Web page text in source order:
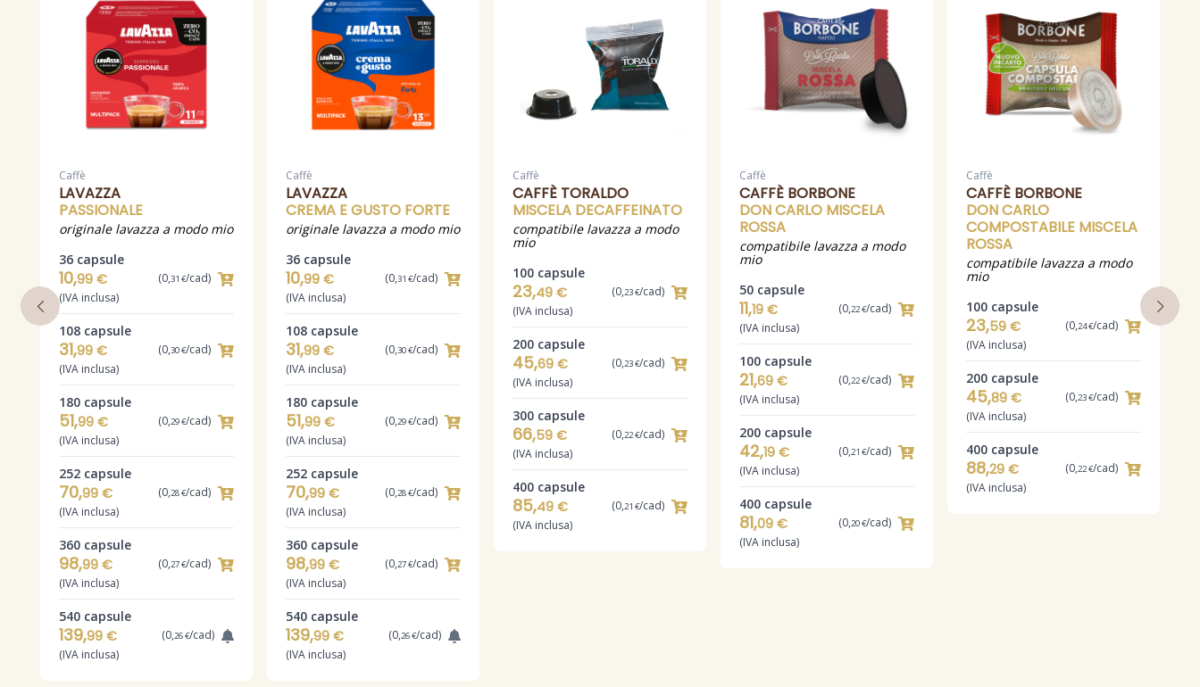
Caffè
LAVAZZA
PASSIONALE
originale lavazza a modo mio
36 capsule
10,99 € (0,31 €/cad)
(IVA inclusa)
108 capsule
31,99 € (0,30 €/cad)
(IVA inclusa)
180 capsule
51,99 € (0,29 €/cad)
(IVA inclusa)
252 capsule
70,99 € (0,28 €/cad)
(IVA inclusa)
360 capsule
98,99 € (0,27 €/cad)
(IVA inclusa)
540 capsule
139,99 € (0,26 €/cad)
(IVA inclusa)
Caffè
LAVAZZA
CREMA E GUSTO FORTE
originale lavazza a modo mio
36 capsule
10,99 € (0,31 €/cad)
(IVA inclusa)
108 capsule
31,99 € (0,30 €/cad)
(IVA inclusa)
180 capsule
51,99 € (0,29 €/cad)
(IVA inclusa)
252 capsule
70,99 € (0,28 €/cad)
(IVA inclusa)
360 capsule
98,99 € (0,27 €/cad)
(IVA inclusa)
540 capsule
139,99 € (0,26 €/cad)
(IVA inclusa)
Caffè
CAFFÈ TORALDO
MISCELA DECAFFEINATO
compatibile lavazza a modo
mio
100 capsule
23,49 € (0,23 €/cad)
(IVA inclusa)
200 capsule
45,69 € (0,23 €/cad)
(IVA inclusa)
300 capsule
66,59 € (0,22 €/cad)
(IVA inclusa)
400 capsule
85,49 € (0,21 €/cad)
(IVA inclusa)
Caffè
CAFFÈ BORBONE
DON CARLO MISCELA
ROSSA
compatibile lavazza a modo
mio
50 capsule
11,19 € (0,22 €/cad)
(IVA inclusa)
100 capsule
21,69 € (0,22 €/cad)
(IVA inclusa)
200 capsule
42,19 € (0,21 €/cad)
(IVA inclusa)
400 capsule
81,09 € (0,20 €/cad)
(IVA inclusa)
Caffè
CAFFÈ BORBONE
DON CARLO
COMPOSTABILE MISCELA
ROSSA
compatibile lavazza a modo
mio
100 capsule
23,59 € (0,24 €/cad)
(IVA inclusa)
200 capsule
45,89 € (0,23 €/cad)
(IVA inclusa)
400 capsule
88,29 € (0,22 €/cad)
(IVA inclusa)